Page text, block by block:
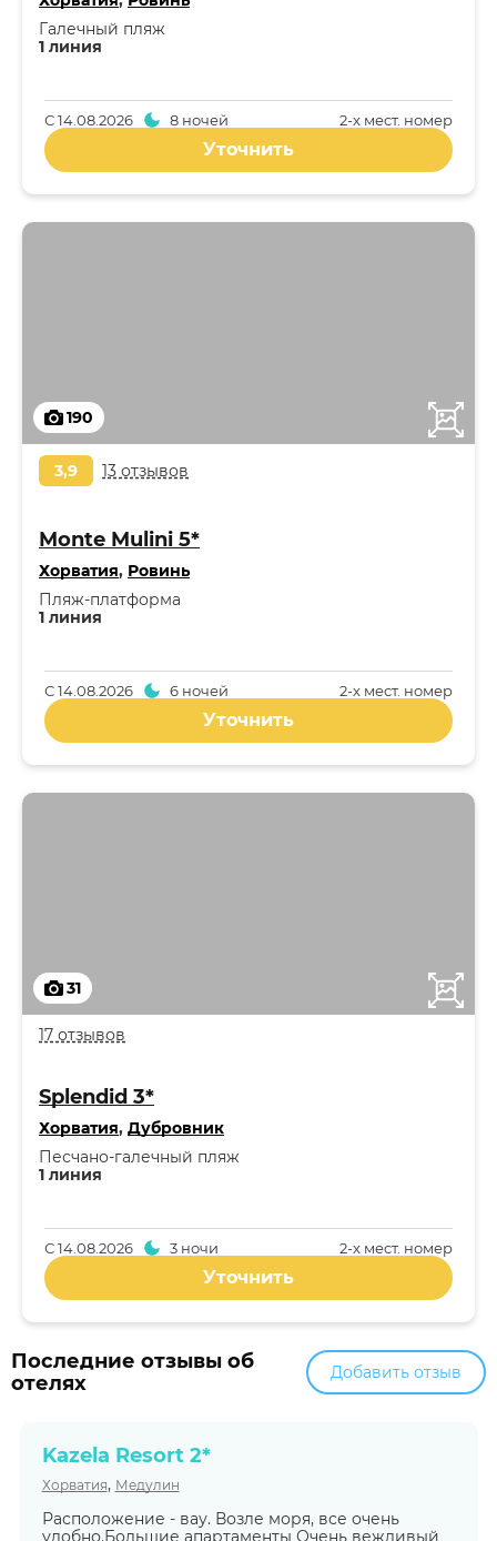
1 линия
Галечный пляж
2-x мест. номер
С14.08.2026 8 ночей
Уточнить
190
3,9 13 отзывов
Monte Mulini 5*
Хорватия, Ровинь
1 линия
Пляж-платформа
2-x мест. номер
С14.08.2026 6 ночей
Уточнить
31
17 отзывов
Splendid 3*
Хорватия, Дубровник
1 линия
Песчано-галечный пляж
2-x мест. номер
С14.08.2026 3 ночи
Уточнить
Последние отзывы об
отелях
Добавить отзыв
Kazela Resort 2*
Хорватия, Медулин
Расположение - вау. Возле моря, все очень
удобно.Большие апартаменты Очень вежливый